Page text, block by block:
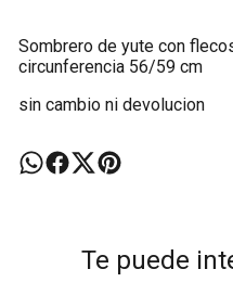
Sombrero de yute con
circunferencia 56/59 cm
sin cambio ni devolucion
Te puede